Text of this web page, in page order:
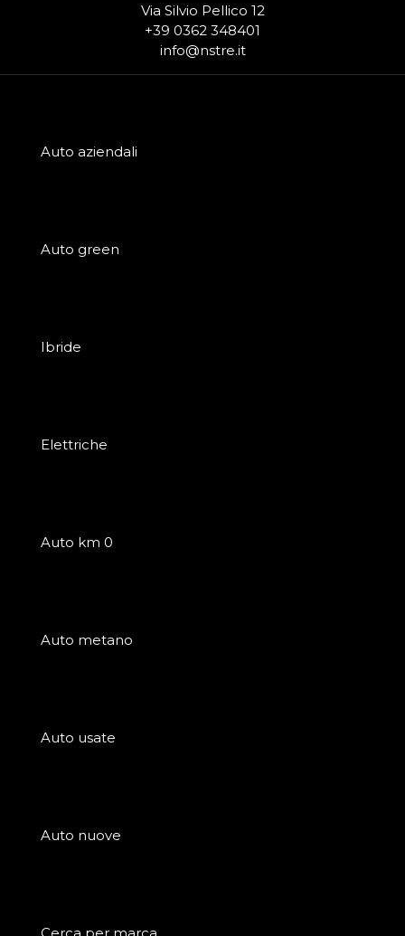
Via Silvio Pellico 12
+39 0362 348401
info@nstre.it
Auto aziendali
Auto green
Ibride
Elettriche
Auto km 0
Auto metano
Auto usate
Auto nuove